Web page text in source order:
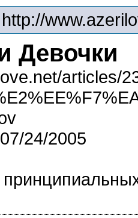
Девочки
articles/
24/2005